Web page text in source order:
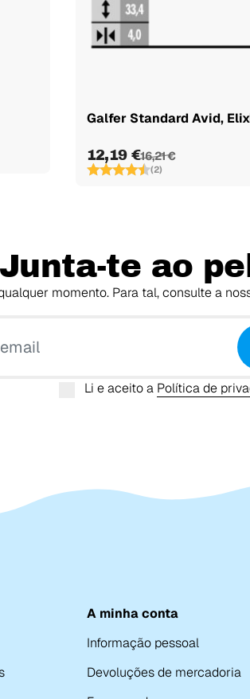
Galfer Standard Avid,
12,19 €16,21 €
(2)
Junta-te ao
momento. Para tal, consulte a
Li e aceito a Política de
A minha conta
Informação pessoal
Devoluções de mercadoria